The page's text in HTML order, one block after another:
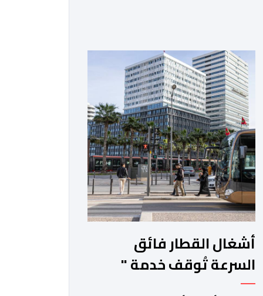
يوم أمس الخميس 06 غشت، التعبير عن
قلقهم حيال تداعيات تطبيقات النقل،
وأسعار المحروقات على استقراهم
المهني في ظل غلاء المعيشة، وتراكم
الديون، والالتزامات الأسرية، وإكراهات
العمل، ما […]
أشغال القطار فائق
السرعة تُوقف خدمة "
الباصواي" مؤقتا في